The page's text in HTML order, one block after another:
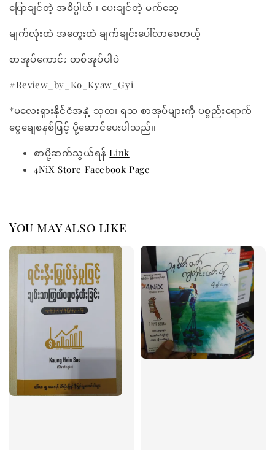
ပြောချင်တဲ့ အဓိပ္ပါယ် ၊ ပေးချင်တဲ့ မက်ဆေ့
မျက်လုံးထဲ အတွေးထဲ ချက်ချင်းပေါ်လာစေတယ့်
စာအုပ်ကောင်း တစ်အုပ်ပါပဲ
#Review_by_Ko_Kyaw_Gyi
*မလေးရှားနိုင်ငံအနှံ့ သုတ၊ ရသ စာအုပ်များကို ပစ္စည်းရောက်
ငွေချေစနစ်ဖြင့် ပို့ဆောင်ပေးပါသည်။
စာပို့ဆက်သွယ်ရန်Link
4NiX Store Facebook Page
You may also like